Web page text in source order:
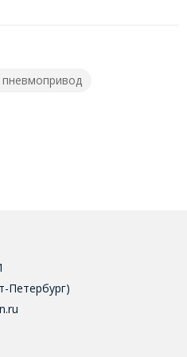
пневмопривод
Петербург)